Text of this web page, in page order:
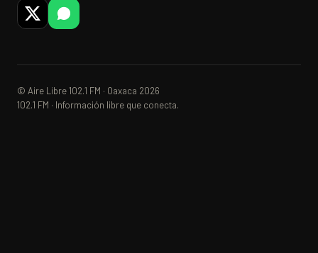
© Aire Libre 102.1 FM · Oaxaca 2026
102.1 FM · Información libre que conecta.